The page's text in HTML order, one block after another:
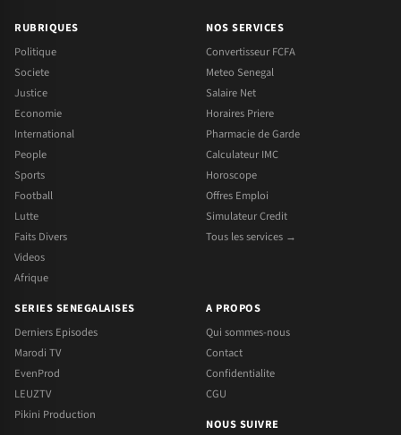
RUBRIQUES
Politique
Societe
Justice
Economie
International
People
Sports
Football
Lutte
Faits Divers
Videos
Afrique
NOS SERVICES
Convertisseur FCFA
Meteo Senegal
Salaire Net
Horaires Priere
Pharmacie de Garde
Calculateur IMC
Horoscope
Offres Emploi
Simulateur Credit
Tous les services →
SERIES SENEGALAISES
Derniers Episodes
Marodi TV
EvenProd
LEUZTV
Pikini Production
A PROPOS
Qui sommes-nous
Contact
Confidentialite
CGU
NOUS SUIVRE